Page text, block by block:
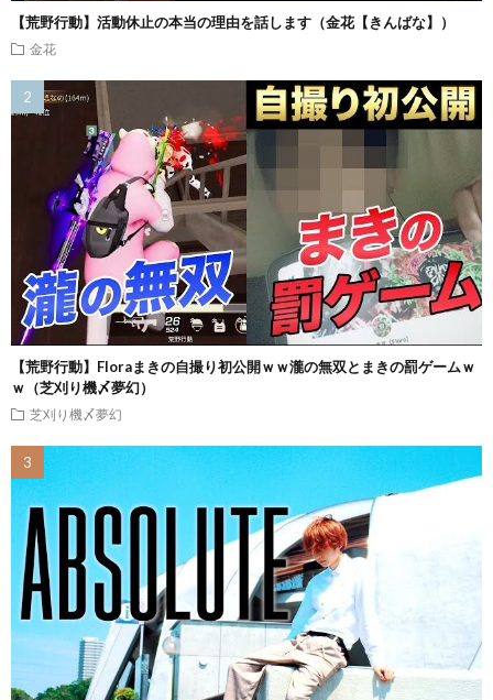
【荒野行動】活動休止の本当の理由を話します（金花【きんばな】）
金花
【荒野行動】Floraまきの自撮り初公開ｗｗ瀧の無双とまきの罰ゲームｗ
ｗ（芝刈り機〆夢幻）
芝刈り機〆夢幻